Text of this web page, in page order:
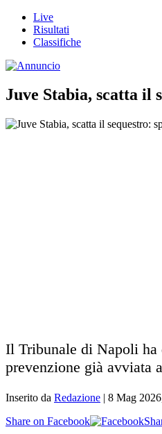
Live
Risultati
Classifiche
Juve Stabia, scatta il
Il Tribunale di Napoli ha
prevenzione già avviata
Inserito da Redazione | 8 Mag
Share on Facebook